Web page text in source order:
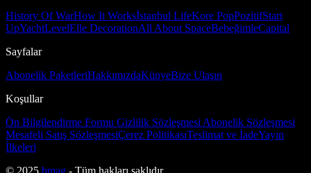
History Of WarHow It Worksİstanbul LifeKore PopPozitifStart
UpYachtLevelElle DecorationAll About SpaceBebeğimleCapital
Sayfalar
Abonelik PaketleriHakkımızdaKünyeBize Ulaşın
Koşullar
Ön Bilgilendirme Formu Gizlilik Sözleşmesi Abonelik Sözleşmesi
Mesafeli Satış SözleşmesiÇerez PolitikasıTeslimat ve İadeYayın
İlkeleri
© 2025 bmag - Tüm hakları saklıdır.